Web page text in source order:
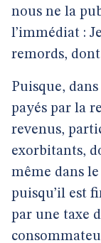
nous ne la
l’immédiat :
remords,
Puisque,
payés par la
revenus,
exorbitants,
même dans
puisqu’il est
par une taxe